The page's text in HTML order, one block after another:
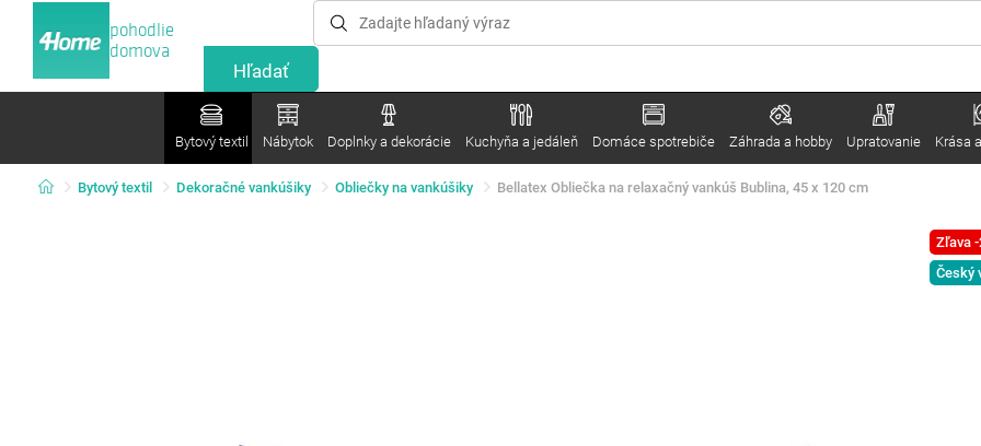
pohodlie
domova
Bytový textil Nábytok Doplnky a dekorácie Kuchyňa a jedáleň Domáce spotrebiče Záhrada a hobby Upratovanie Krása
Bytový textil Dekoračné vankúšiky Obliečky na vankúšiky Bellatex Obliečka na relaxačný vankúš Bublina, 45 x 120 cm
Zľava -
Český